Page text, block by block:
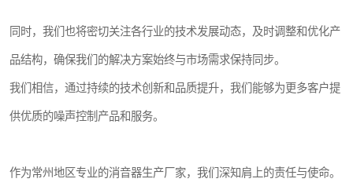
同时，我们也将密切关注各行业的技术发展动态，及时调整和优化产
品结构，确保我们的解决方案始终与市场需求保持同步。
我们相信，通过持续的技术创新和品质提升，我们能够为更多客户提
供优质的噪声控制产品和服务。
作为常州地区专业的消音器生产厂家，我们深知肩上的责任与使命。